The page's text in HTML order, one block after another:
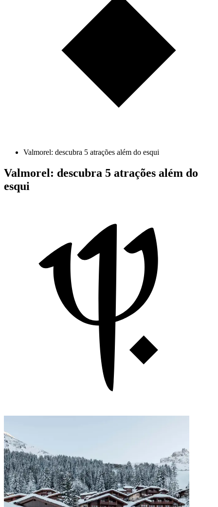
Valmorel: descubra 5 atrações além do esqui
Valmorel: descubra 5 atrações além do
esqui